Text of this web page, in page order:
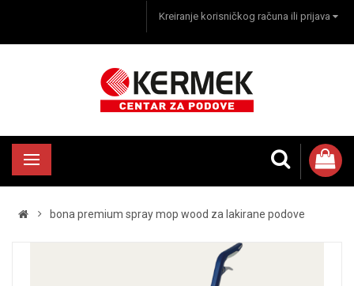
Kreiranje korisničkog računa ili prijava
bona premium spray mop wood za lakirane podove